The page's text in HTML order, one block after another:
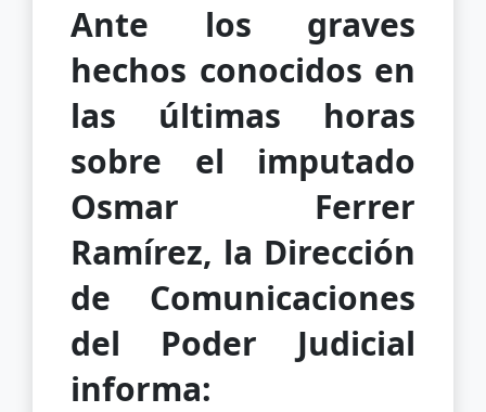
Ante los graves
hechos conocidos en
las últimas horas
sobre el imputado
Osmar Ferrer
Ramírez, la Dirección
de Comunicaciones
del Poder Judicial
informa: